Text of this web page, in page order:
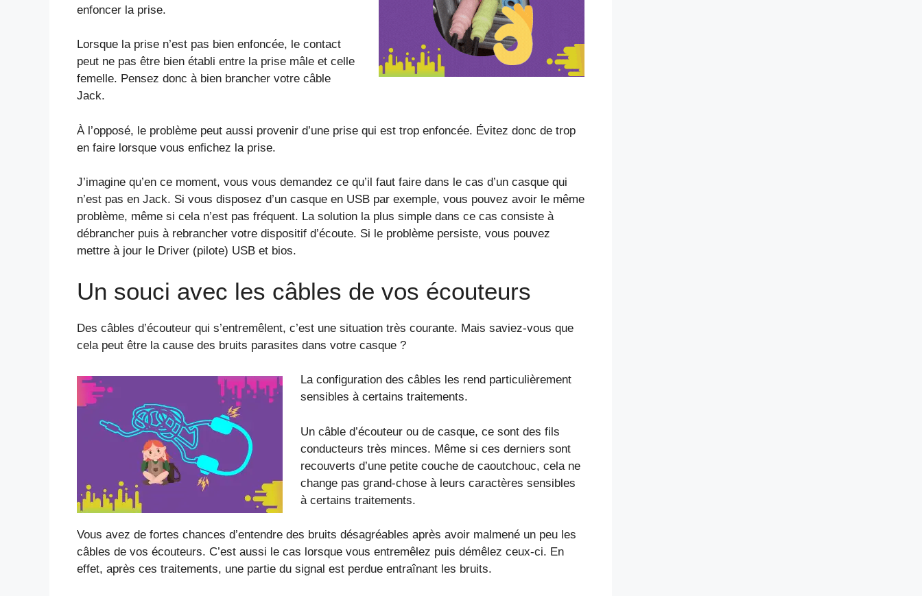
enfoncer la prise.
Lorsque la prise n’est pas bien enfoncée, le contact
peut ne pas être bien établi entre la prise mâle et celle
femelle. Pensez donc à bien brancher votre câble
Jack.
À l’opposé, le problème peut aussi provenir d’une prise qui est trop enfoncée. Évitez donc de trop
en faire lorsque vous enfichez la prise.
J’imagine qu’en ce moment, vous vous demandez ce qu’il faut faire dans le cas d’un casque qui
n’est pas en Jack. Si vous disposez d’un casque en USB par exemple, vous pouvez avoir le même
problème, même si cela n’est pas fréquent. La solution la plus simple dans ce cas consiste à
débrancher puis à rebrancher votre dispositif d’écoute. Si le problème persiste, vous pouvez
mettre à jour le Driver (pilote) USB et bios.
Un souci avec les câbles de vos écouteurs
Des câbles d’écouteur qui s’entremêlent, c’est une situation très courante. Mais saviez-vous que
cela peut être la cause des bruits parasites dans votre casque ?
La configuration des câbles les rend particulièrement
sensibles à certains traitements.
Un câble d’écouteur ou de casque, ce sont des fils
conducteurs très minces. Même si ces derniers sont
recouverts d’une petite couche de caoutchouc, cela ne
change pas grand-chose à leurs caractères sensibles
à certains traitements.
Vous avez de fortes chances d’entendre des bruits désagréables après avoir malmené un peu les
câbles de vos écouteurs. C’est aussi le cas lorsque vous entremêlez puis démêlez ceux-ci. En
effet, après ces traitements, une partie du signal est perdue entraînant les bruits.